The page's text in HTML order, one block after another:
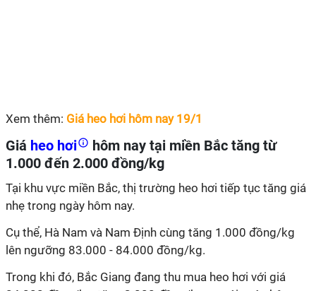
Xem thêm: Giá heo hơi hôm nay 19/1
Giá heo hơi
hôm nay tại miền Bắc tăng từ
1.000 đến 2.000 đồng/kg
Tại khu vực miền Bắc, thị trường heo hơi tiếp tục tăng giá
nhẹ trong ngày hôm nay.
Cụ thể, Hà Nam và Nam Định cùng tăng 1.000 đồng/kg
lên ngưỡng 83.000 - 84.000 đồng/kg.
Trong khi đó, Bắc Giang đang thu mua heo hơi với giá